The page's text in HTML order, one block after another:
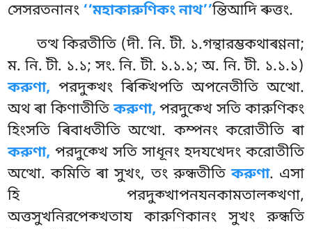
সেসরতনানং ‘‘মহাকারুণিকং নাথ’’ন্তিআদি ৰুত্তং.
তত্থ কিরতীতি (দী. নি. টী. ১.গন্থারম্ভকথাৰণ্ণনা;
ম. নি. টী. ১.১; সং. নি. টী. ১.১.১; অ. নি. টী. ১.১.১)
করুণা, পরদুক্খং ৰিক্খিপতি অপনেতীতি অত্থো.
অথ ৰা কিণাতীতিকরুণা, পরদুক্খে সতি কারুণিকং
হিংসতি ৰিবাধতীতি অত্থো. কম্পনং করোতীতি ৰা
করুণা, পরদুক্খে সতি সাধূনং হদযখেদং করোতীতি
অত্থো. কমিতি ৰা সুখং, তং রুন্ধতীতিকরুণা. এসা
হি পরদুক্খাপনযনকামতালক্খণা,
অত্তসুখনিরপেক্খতায কারুণিকানং সুখং রুন্ধতি